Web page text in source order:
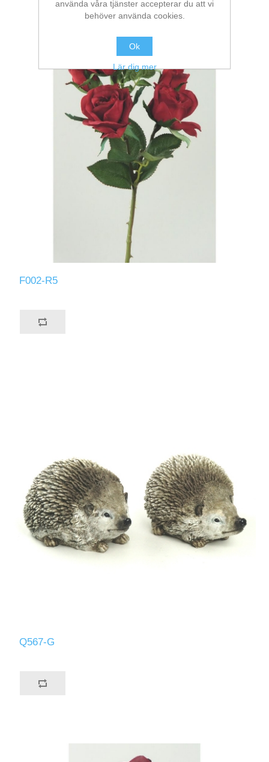
F002-R5
Q567-G
använda våra tjänster accepterar du att vi
behöver använda cookies.
Ok
Lär dig mer